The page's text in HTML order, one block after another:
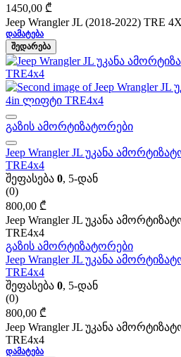
1450,00 ₾
Jeep Wrangler JL (2018-2022) TRE
ᲓᲐᲛᲐᲢᲔᲑᲐ
ᲨᲔᲓᲐᲠᲔᲑᲐ
გაზის ამორტიზატორები
Jeep Wrangler JL უკანა
TRE4x4
შეფასება 0, 5-დან
(0)
800,00 ₾
Jeep Wrangler JL უკანა
TRE4x4
გაზის ამორტიზატორები
Jeep Wrangler JL უკანა
TRE4x4
შეფასება 0, 5-დან
(0)
800,00 ₾
Jeep Wrangler JL უკანა
TRE4x4
ᲓᲐᲛᲐᲢᲔᲑᲐ